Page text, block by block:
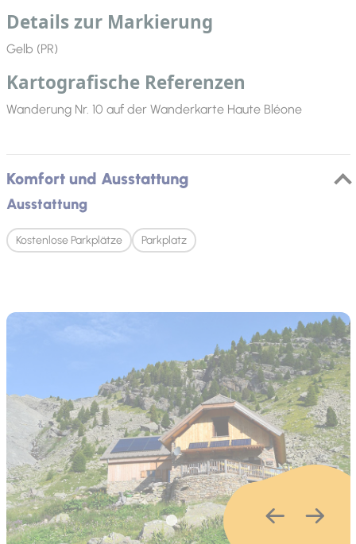
Details zur Markierung
Gelb (PR)
Kartografische Referenzen
Wanderung Nr. 10 auf der Wanderkarte Haute Bléone
Komfort und Ausstattung
Ausstattung
Kostenlose Parkplätze Parkplatz